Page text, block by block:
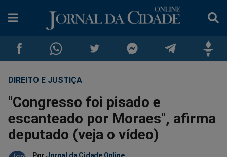
Compartilhar
no
Facebook
Compartilhar
no
Whatsapp
Compartilhar
no
Twitter
no
Messenger
no
Telegram
DIREITO E JUSTIÇA
"Congresso foi pisado e
escanteado por Moraes", afirma
deputado (veja o vídeo)